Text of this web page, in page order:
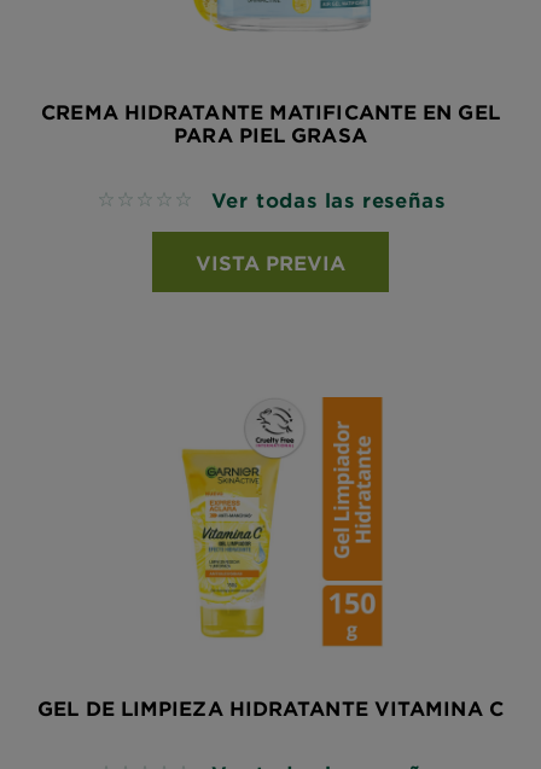
CREMA HIDRATANTE MATIFICANTE EN GEL
PARA PIEL GRASA
No reviews Ver todas las reseñas
VISTA PREVIA
GEL DE LIMPIEZA HIDRATANTE VITAMINA C